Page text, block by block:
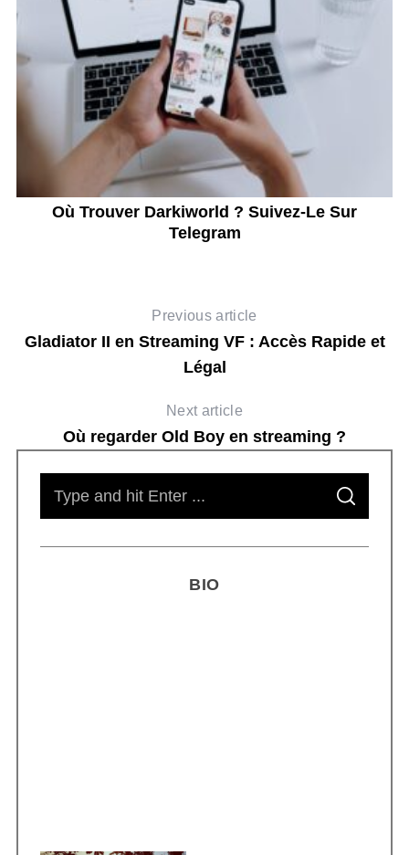
Où Trouver Darkiworld ? Suivez-Le Sur
Telegram
Previous article
Gladiator II en Streaming VF : Accès Rapide et
Légal
Next article
Où regarder Old Boy en streaming ?
S
A
C
BIO